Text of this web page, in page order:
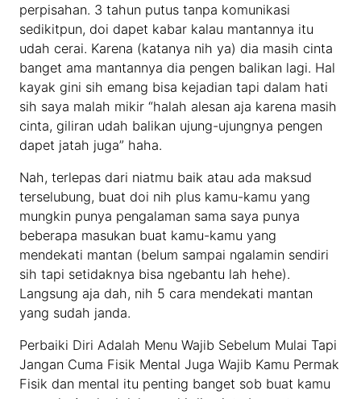
perpisahan. 3 tahun putus tanpa komunikasi
sedikitpun, doi dapet kabar kalau mantannya itu
udah cerai. Karena (katanya nih ya) dia masih cinta
banget ama mantannya dia pengen balikan lagi. Hal
kayak gini sih emang bisa kejadian tapi dalam hati
sih saya malah mikir “halah alesan aja karena masih
cinta, giliran udah balikan ujung-ujungnya pengen
dapet jatah juga” haha.
Nah, terlepas dari niatmu baik atau ada maksud
terselubung, buat doi nih plus kamu-kamu yang
mungkin punya pengalaman sama saya punya
beberapa masukan buat kamu-kamu yang
mendekati mantan (belum sampai ngalamin sendiri
sih tapi setidaknya bisa ngebantu lah hehe).
Langsung aja dah, nih 5 cara mendekati mantan
yang sudah janda.
Perbaiki Diri Adalah Menu Wajib Sebelum Mulai Tapi
Jangan Cuma Fisik Mental Juga Wajib Kamu Permak
Fisik dan mental itu penting banget sob buat kamu